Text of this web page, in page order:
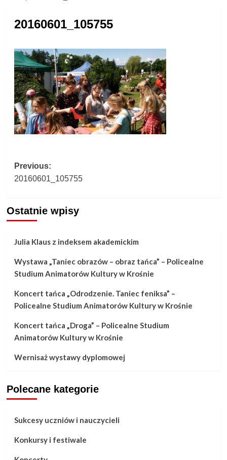
20160601_105755
Post
navigation
Previous:
20160601_105755
Ostatnie wpisy
Julia Klaus z indeksem akademickim
Wystawa „Taniec obrazów – obraz tańca” – Policealne
Studium Animatorów Kultury w Krośnie
Koncert tańca „Odrodzenie. Taniec feniksa” –
Policealne Studium Animatorów Kultury w Krośnie
Koncert tańca „Droga” – Policealne Studium
Animatorów Kultury w Krośnie
Wernisaż wystawy dyplomowej
Polecane kategorie
Sukcesy uczniów i nauczycieli
Konkursy i festiwale